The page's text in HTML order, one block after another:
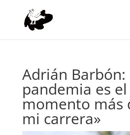
Adrián Barbón:
pandemia es el
momento más
mi carrera»